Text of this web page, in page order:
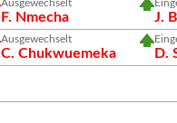
Ausgewechselt
F. Nmecha J.
Ausgewechselt
C. Chukwuemeka D.